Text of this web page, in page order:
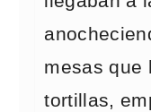
mesas que
tortillas,